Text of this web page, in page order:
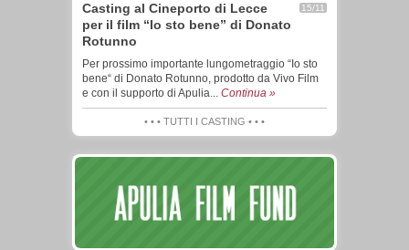
15/11
Casting al Cineporto di Lecce
per il film “Io sto bene” di Donato
Rotunno
Per prossimo importante lungometraggio “Io sto
bene“ di Donato Rotunno, prodotto da Vivo Film
e con il supporto di Apulia... Continua »
• • • TUTTI I CASTING • • •